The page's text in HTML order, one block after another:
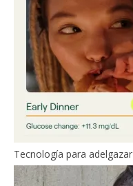
Tecnología para adelgazar